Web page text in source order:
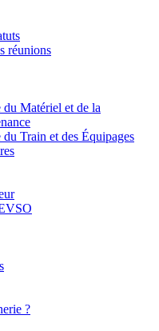
réunions
du Matériel et de la
du Train et des Équipages
?